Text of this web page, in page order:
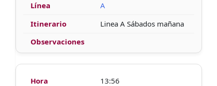
A
Linea A Sábados mañana
13:56